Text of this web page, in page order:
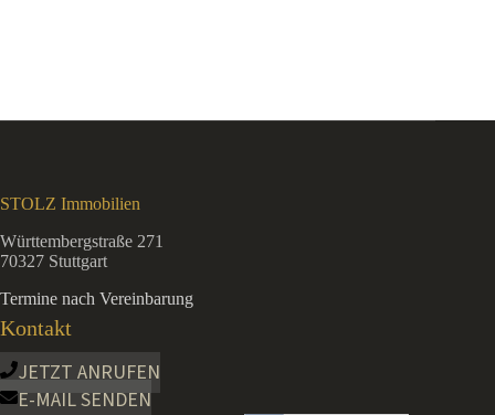
STOLZ Immobilien
Württembergstraße 271
70327 Stuttgart
Termine nach Vereinbarung
Kontakt
JETZT ANRUFEN
E-MAIL SENDEN